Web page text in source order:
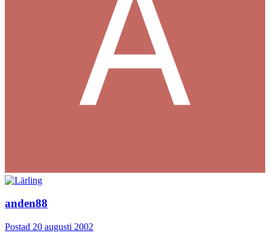
anden88
Postad 20 augusti 2002